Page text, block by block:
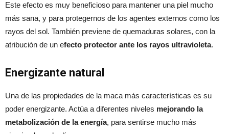
Este efecto es muy beneficioso para mantener una piel mucho
más sana, y para protegernos de los agentes externos como los
rayos del sol. También previene de quemaduras solares, con la
atribución de un efecto protector ante los rayos ultravioleta.
Energizante natural
Una de las propiedades de la maca más características es su
poder energizante. Actúa a diferentes niveles mejorando la
metabolización de la energía, para sentirse mucho más